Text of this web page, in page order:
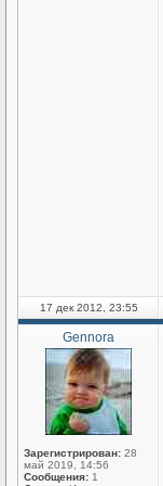
17 дек 2012, 23:55
Gennora
Зарегистрирован: 28
май 2019, 14:56
Сообщения: 1